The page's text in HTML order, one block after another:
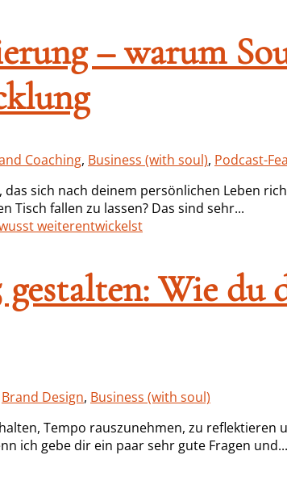
– warum
Coaching, Business (with soul), Podcast-
sich nach deinem persönlichen Leben
Tisch fallen zu lassen? Das sind sehr...
gestalten: Wie
Brand Design, Business (with soul)
Tempo rauszunehmen, zu
ich gebe dir ein paar sehr gute Fragen und...